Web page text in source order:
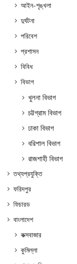
আইন-শৃঙ্খলা
দুর্ঘটনা
পরিবেশ
প্রশাসন
বিবিধ
বিভাগ
খুলনা বিভাগ
চট্টগ্রাম বিভাগ
ঢাকা বিভাগ
বরিশাল বিভাগ
রাজশাহী বিভাগ
তথ্যপ্রযুক্তি
ফরিদপুর
ফিচারড
বাংলাদেশ
কক্সবাজার
কুমিল্লা